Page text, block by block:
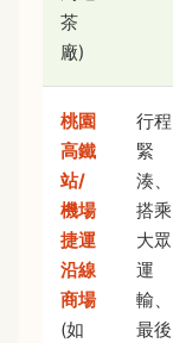
茶
廠)
桃園
高鐵
站/
機場
捷運
沿線
商場
(如
行程
緊
湊、
搭乘
大眾
運
輸、
最後